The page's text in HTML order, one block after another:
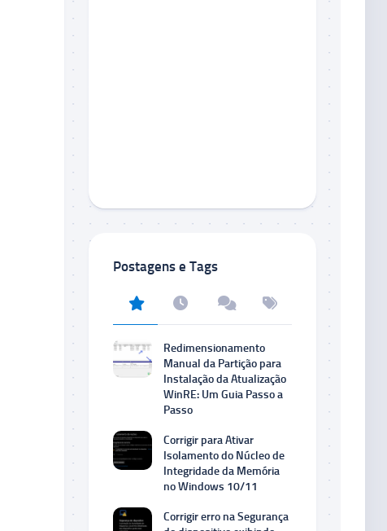
Postagens e Tags
Redimensionamento
Manual da Partição para
Instalação da Atualização
WinRE: Um Guia Passo a
Passo
Corrigir para Ativar
Isolamento do Núcleo de
Integridade da Memória
no Windows 10/11
Corrigir erro na Segurança